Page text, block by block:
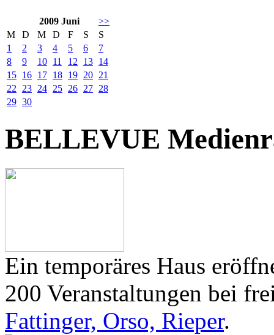
2009 Juni
>>
M
D M D F S
S
1
2 3 4 5 6
7
8
9 10 11 12 13 14
15 16 17 18 19 20 21
22
23 24 25 26 27 28
29 30
BELLEVUE
Ein temporäres Haus
200 Veranstaltungen bei
Fattinger, Orso, Rieper.